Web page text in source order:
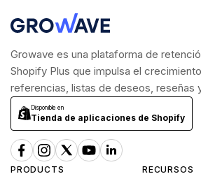
Growave es una plataforma de
Shopify Plus que impulsa el
referencias, listas de deseos, reseñas
Disponible en
Tienda de aplicaciones de Shopify
PRODUCTS
RECURSOS